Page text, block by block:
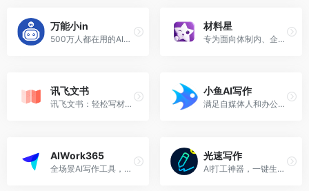
万能小in
500万人都在用的AI论文专家，一键创作万字论文，可创作百万字图书专著。全面接入Deepseek模型，支持联网搜索+个人知识库搜索+参考文献上传，标准学术格式。
材料星
专为面向体制内、企事业单位文秘及职场文字工作者的垂直AI写作工具。
讯飞文书
讯飞文书：轻松写材料，办公有诀窍
小鱼AI写作
满足自媒体人和办公人写作创作的在线智能AI写作平台，可以用AI自动生成高质量原创内容。
AIWork365
全场景AI写作工具，让创作更简单，办公更轻松！
光速写作
AI打工神器，一键生成文章&amp;PPT